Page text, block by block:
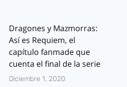
Dragones y Mazmorras:
Así es Requiem, el
capítulo fanmade que
cuenta el final de la serie
Diciembre 1, 2020